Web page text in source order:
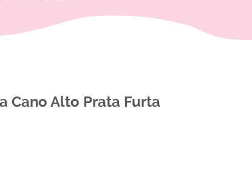
Cano Alto Prata Furta